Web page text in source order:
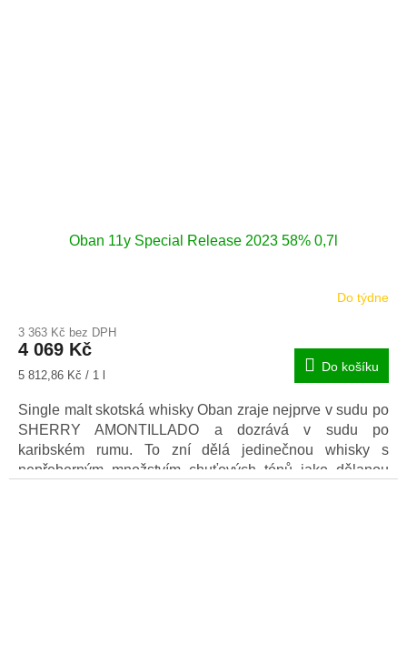
Oban 11y Special Release 2023 58% 0,7l
Do týdne
3 363 Kč bez DPH
4 069 Kč
Měrná
5 812,86 Kč / 1 l
Do košíku
Single malt skotská whisky Oban zraje nejprve v sudu po
SHERRY AMONTILLADO a dozrává v sudu po
karibském rumu. To zní dělá jedinečnou whisky s
nepřeberným množstvím chuťových tónů jako dělanou